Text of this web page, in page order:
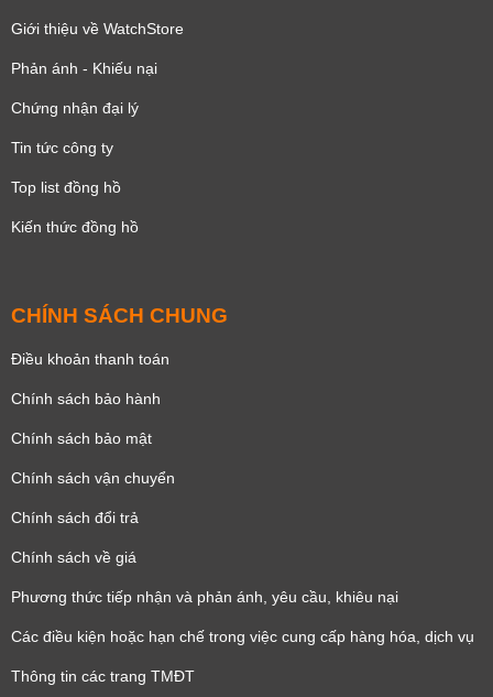
Giới thiệu về WatchStore
Phản ánh - Khiếu nại
Chứng nhận đại lý
Tin tức công ty
Top list đồng hồ
Kiến thức đồng hồ
CHÍNH SÁCH CHUNG
Điều khoản thanh toán
Chính sách bảo hành
Chính sách bảo mật
Chính sách vận chuyển
Chính sách đổi trả
Chính sách về giá
Phương thức tiếp nhận và phản ánh, yêu cầu, khiêu nại
Các điều kiện hoặc hạn chế trong việc cung cấp hàng hóa, dịch vụ
Thông tin các trang TMĐT